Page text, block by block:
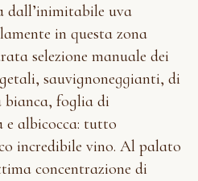
dall’inimitabile uva
in questa zona
selezione manuale dei
sauvignoneggianti, di
bianca, foglia di
e albicocca: tutto
incredibile vino. Al palato
concentrazione di